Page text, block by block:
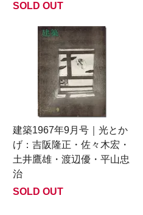
SOLD OUT
建築1967年9月号｜光とか
げ：吉阪隆正・佐々木宏・
土井鷹雄・渡辺優・平山忠
治
SOLD OUT